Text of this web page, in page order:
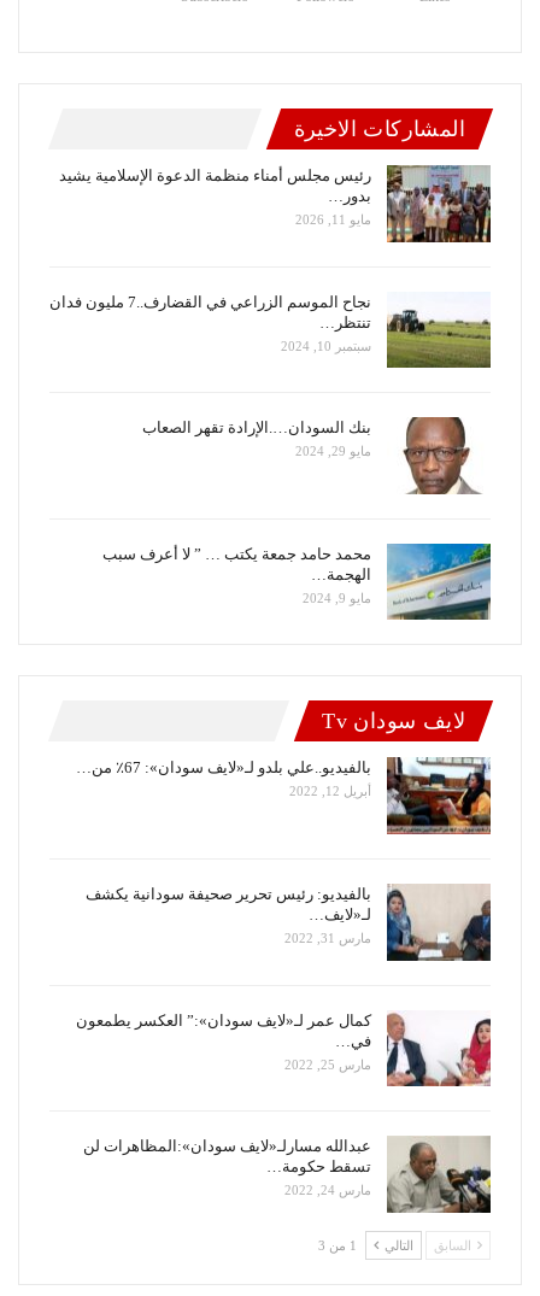
المشاركات الاخيرة
رئيس مجلس أمناء منظمة الدعوة الإسلامية يشيد
بدور…
مايو 11, 2026
نجاح الموسم الزراعي في القضارف..7 مليون فدان
تنتظر…
سبتمبر 10, 2024
بنك السودان….الإرادة تقهر الصعاب
مايو 29, 2024
محمد حامد جمعة يكتب … ” لا أعرف سبب
الهجمة…
مايو 9, 2024
لايف سودان Tv
بالفيديو..علي بلدو لـ«لايف سودان»: 67٪ من…
أبريل 12, 2022
بالفيديو: رئيس تحرير صحيفة سودانية يكشف
لـ«لايف…
مارس 31, 2022
كمال عمر لـ«لايف سودان»:” العكسر يطمعون
في…
مارس 25, 2022
عبدالله مسارلـ«لايف سودان»:المظاهرات لن
تسقط حكومة…
مارس 24, 2022
السابق التالي 1 من 3